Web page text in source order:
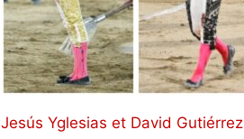
Jesús Yglesias et David Gutiérrez